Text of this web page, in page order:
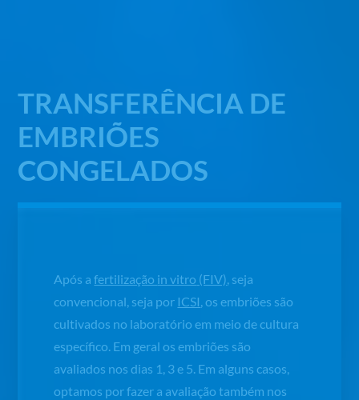
TRANSFERÊNCIA DE
EMBRIÕES
CONGELADOS
Após afertilização in vitro (FIV), seja
convencional, seja por ICSI, os embriões são
cultivados no laboratório em meio de cultura
específico. Em geral os embriões são
avaliados nos dias 1, 3 e 5. Em alguns casos,
optamos por fazer a avaliação também nos